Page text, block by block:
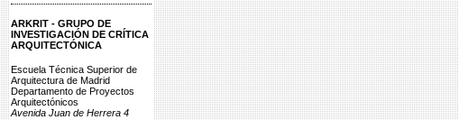
ARKRIT - GRUPO DE
INVESTIGACIÓN DE CRÍTICA
ARQUITECTÓNICA
Escuela Técnica Superior de
Arquitectura de Madrid
Departamento de Proyectos
Arquitectónicos
Avenida Juan de Herrera 4